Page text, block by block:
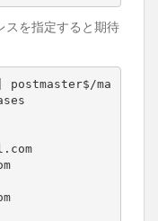
スを指定すると期待
ma